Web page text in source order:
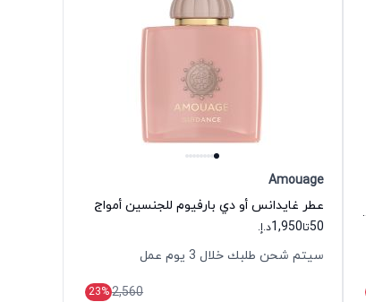
جورجيو أرماني
Amouage
عطر غايدانس أو دي بارفيوم للجنسين أمواج
50تا1,950د.إ.
سيتم شحن طلبك خلال 3 يوم عمل
2,560
23%